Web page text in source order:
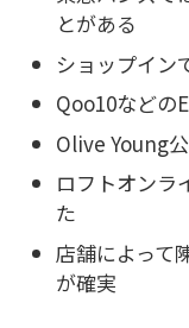
とがある
ショップイン
Qoo10などの
Olive Young
ロフトオンラ
た
店舗によって
が確実